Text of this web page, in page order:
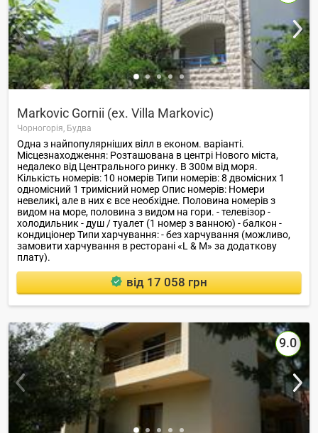
Markovic Gornii (ex. Villa Markovic)
Чорногорія, Будва
Одна з найпопулярніших вілл в економ. варіанті.
Місцезнаходження: Розташована в центрі Нового міста,
недалеко від Центрального ринку. В 300м від моря.
Кількість номерів: 10 номерів Типи номерів: 8 двомісних 1
одномісний 1 тримісний номер Опис номерів: Номери
невеликі, але в них є все необхідне. Половина номерів з
видом на море, половина з видом на гори. - телевізор -
холодильник - душ / туалет (1 номер з ванною) - балкон -
кондиціонер Типи харчування: - без харчування (можливо,
замовити харчування в ресторані «L & M» за додаткову
плату).
від 17 058 грн
9.0